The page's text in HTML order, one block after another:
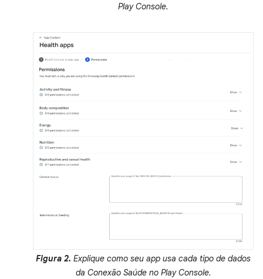
Play Console.
Figura 2. Explique como seu app usa cada tipo de dados
da Conexão Saúde no Play Console.